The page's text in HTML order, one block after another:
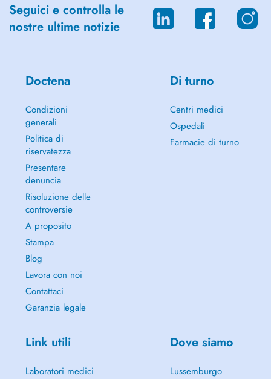
Problèmes destime de soi et questions identitaires
Séparation, perte et deuil
Difficultés de régulation des émotions
Seguici e controlla le
nostre ultime notizie
Doctena
Condizioni
generali
Politica di
riservatezza
Presentare
denuncia
Risoluzione delle
controversie
A proposito
Stampa
Blog
Lavora con noi
Contattaci
Garanzia legale
Di turno
Centri medici
Ospedali
Farmacie di turno
Link utili
Laboratori medici
Dove siamo
Lussemburgo